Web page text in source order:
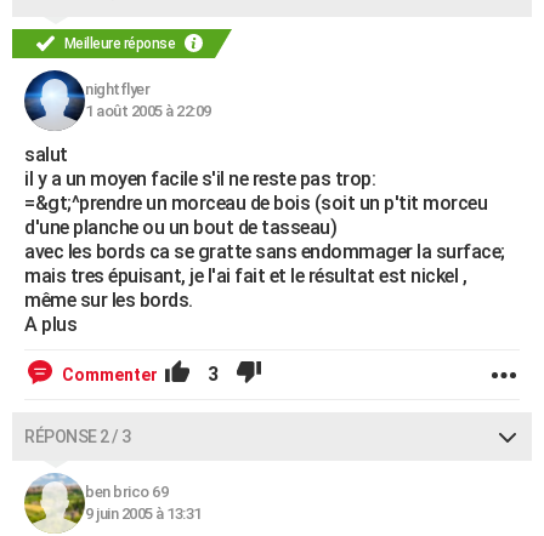
Dictionnaire
Biographies
Citations
Expressions
Proverbes
PROGRAMME TV
COPAINS D'AVANT
AVIS DE DÉCÈS
FORUM
Bricolage
Lifestyle
Culture
Sport
Auto
Television
Voyage
Cinema
Meilleure réponse
nightflyer
1 août 2005 à 22:09
salut
il y a un moyen facile s'il ne reste pas trop:
=&gt;^prendre un morceau de bois (soit un p'tit morceu
d'une planche ou un bout de tasseau)
avec les bords ca se gratte sans endommager la surface;
mais tres épuisant, je l'ai fait et le résultat est nickel ,
même sur les bords.
A plus
Commenter 3
RÉPONSE 2 / 3
ben brico 69
9 juin 2005 à 13:31